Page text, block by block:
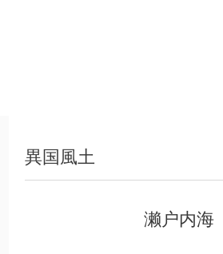
異国風土
濑户内海